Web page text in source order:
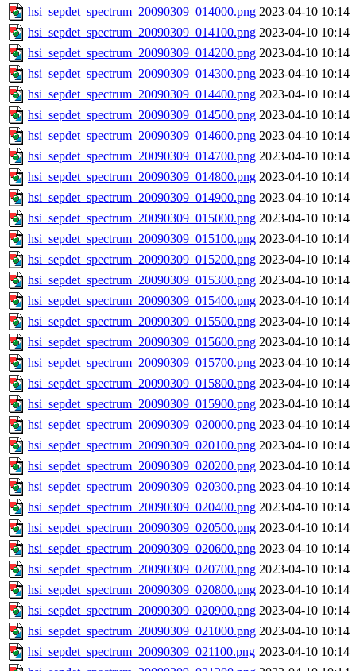
hsi_sepdet_spectrum_20090309_014000.png 2023-04-10 10:14
hsi_sepdet_spectrum_20090309_014100.png 2023-04-10 10:14
hsi_sepdet_spectrum_20090309_014200.png 2023-04-10 10:14
hsi_sepdet_spectrum_20090309_014300.png 2023-04-10 10:14
hsi_sepdet_spectrum_20090309_014400.png 2023-04-10 10:14
hsi_sepdet_spectrum_20090309_014500.png 2023-04-10 10:14
hsi_sepdet_spectrum_20090309_014600.png 2023-04-10 10:14
hsi_sepdet_spectrum_20090309_014700.png 2023-04-10 10:14
hsi_sepdet_spectrum_20090309_014800.png 2023-04-10 10:14
hsi_sepdet_spectrum_20090309_014900.png 2023-04-10 10:14
hsi_sepdet_spectrum_20090309_015000.png 2023-04-10 10:14
hsi_sepdet_spectrum_20090309_015100.png 2023-04-10 10:14
hsi_sepdet_spectrum_20090309_015200.png 2023-04-10 10:14
hsi_sepdet_spectrum_20090309_015300.png 2023-04-10 10:14
hsi_sepdet_spectrum_20090309_015400.png 2023-04-10 10:14
hsi_sepdet_spectrum_20090309_015500.png 2023-04-10 10:14
hsi_sepdet_spectrum_20090309_015600.png 2023-04-10 10:14
hsi_sepdet_spectrum_20090309_015700.png 2023-04-10 10:14
hsi_sepdet_spectrum_20090309_015800.png 2023-04-10 10:14
hsi_sepdet_spectrum_20090309_015900.png 2023-04-10 10:14
hsi_sepdet_spectrum_20090309_020000.png 2023-04-10 10:14
hsi_sepdet_spectrum_20090309_020100.png 2023-04-10 10:14
hsi_sepdet_spectrum_20090309_020200.png 2023-04-10 10:14
hsi_sepdet_spectrum_20090309_020300.png 2023-04-10 10:14
hsi_sepdet_spectrum_20090309_020400.png 2023-04-10 10:14
hsi_sepdet_spectrum_20090309_020500.png 2023-04-10 10:14
hsi_sepdet_spectrum_20090309_020600.png 2023-04-10 10:14
hsi_sepdet_spectrum_20090309_020700.png 2023-04-10 10:14
hsi_sepdet_spectrum_20090309_020800.png 2023-04-10 10:14
hsi_sepdet_spectrum_20090309_020900.png 2023-04-10 10:14
hsi_sepdet_spectrum_20090309_021000.png 2023-04-10 10:14
hsi_sepdet_spectrum_20090309_021100.png 2023-04-10 10:14